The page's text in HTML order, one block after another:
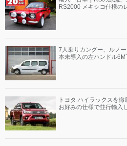
RS2000 メキシコ仕様の
7人乗りカングー、ルノ
本未導入の左ハンドル
トヨタ ハイラックスを
お好みの仕様で並行輸入